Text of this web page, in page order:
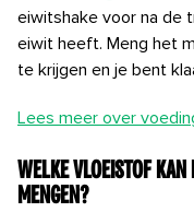
eiwitshake voor na de
eiwit heeft. Meng het
te krijgen en je bent
Lees meer over
Welke vloeistof kan
mengen?